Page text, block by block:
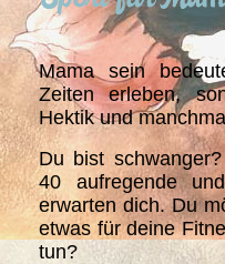
Mama sein
Zeiten erleben,
Hektik und
Du bist
40 aufregende
erwarten dich. Du
etwas für deine
tun?